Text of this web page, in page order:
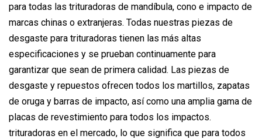
para todas las trituradoras de mandíbula, cono e impacto de
marcas chinas o extranjeras. Todas nuestras piezas de
desgaste para trituradoras tienen las más altas
especificaciones y se prueban continuamente para
garantizar que sean de primera calidad. Las piezas de
desgaste y repuestos ofrecen todos los martillos, zapatas
de oruga y barras de impacto, así como una amplia gama de
placas de revestimiento para todos los impactos.
trituradoras en el mercado, lo que significa que para todos